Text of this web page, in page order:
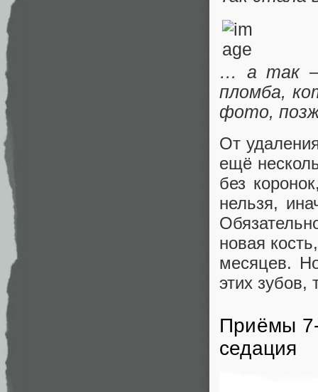
… а так —
пломба,
фото,
От
ещё
без
нельзя,
новая
месяцев.
этих зубов,
Приёмы 7-
седация